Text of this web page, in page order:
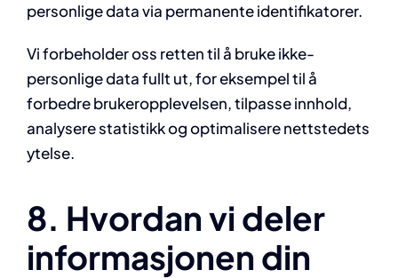
personlige data via permanente identifikatorer.
Vi forbeholder oss retten til å bruke ikke-
personlige data fullt ut, for eksempel til å
forbedre brukeropplevelsen, tilpasse innhold,
analysere statistikk og optimalisere nettstedets
ytelse.
8. Hvordan vi deler
informasjonen din